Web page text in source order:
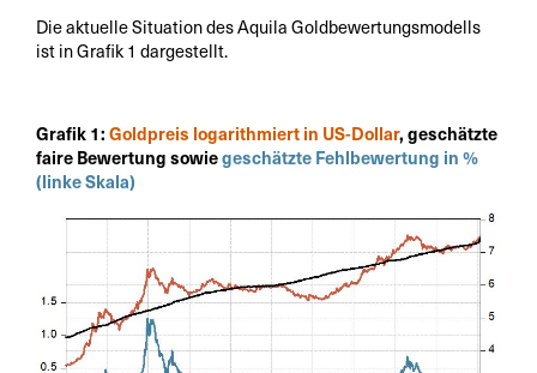
Die aktuelle Situation des Aquila Goldbewertungsmodells
ist in Grafik 1 dargestellt.
Grafik 1: Goldpreis logarithmiert in US-Dollar, geschätzte
faire Bewertung sowiegeschätzte Fehlbewertung in %
(linke Skala)